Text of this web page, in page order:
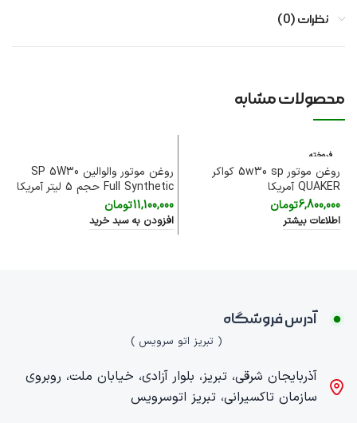
نظرات (0)
محصولات مشابه
فروخته
روغن موتور 5w30 sp کواکر
QUAKER آمریکا
6,800,000تومان
اطلاعات بیشتر
روغن موتور والوالین SP 5W30
Full Synthetic حجم 5 لیتر آمریکا
11,100,000تومان
افزودن به سبد خرید
آدرس فروشگاه
( تبریز اتو سرویس )
آذربایجان شرقی، تبریز، بلوار آزادی، خیابان ملت، روبروی
سازمان تاکسیرانی، تبریز اتوسرویس